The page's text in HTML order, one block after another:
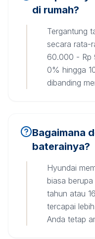
di rumah?
Tergantung
secara rata-
60.000 - Rp
0% hingga
dibanding
Bagaimana
baterainya?
Hyundai
biasa
tahun atau
tercapai
Anda tetap